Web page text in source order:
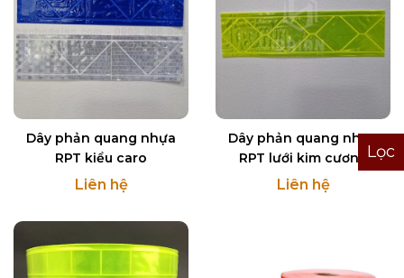
Dây phản quang nhựa
RPT kiểu caro
Liên hệ
Dây phản quang nhựa
RPT lưới kim cương
Liên hệ
Lọc